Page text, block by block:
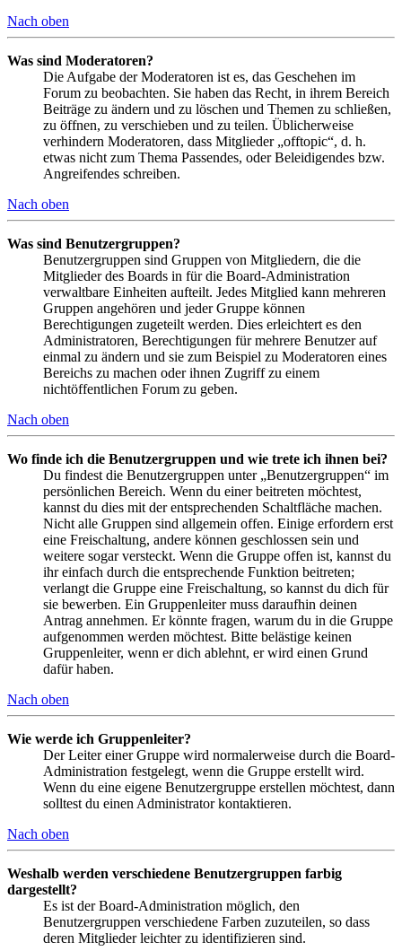
Nach oben
Was sind Moderatoren?
Die Aufgabe der Moderatoren ist es, das Geschehen im
Forum zu beobachten. Sie haben das Recht, in ihrem Bereich
Beiträge zu ändern und zu löschen und Themen zu schließen,
zu öffnen, zu verschieben und zu teilen. Üblicherweise
verhindern Moderatoren, dass Mitglieder „offtopic“, d. h.
etwas nicht zum Thema Passendes, oder Beleidigendes bzw.
Angreifendes schreiben.
Nach oben
Was sind Benutzergruppen?
Benutzergruppen sind Gruppen von Mitgliedern, die die
Mitglieder des Boards in für die Board-Administration
verwaltbare Einheiten aufteilt. Jedes Mitglied kann mehreren
Gruppen angehören und jeder Gruppe können
Berechtigungen zugeteilt werden. Dies erleichtert es den
Administratoren, Berechtigungen für mehrere Benutzer auf
einmal zu ändern und sie zum Beispiel zu Moderatoren eines
Bereichs zu machen oder ihnen Zugriff zu einem
nichtöffentlichen Forum zu geben.
Nach oben
Wo finde ich die Benutzergruppen und wie trete ich ihnen bei?
Du findest die Benutzergruppen unter „Benutzergruppen“ im
persönlichen Bereich. Wenn du einer beitreten möchtest,
kannst du dies mit der entsprechenden Schaltfläche machen.
Nicht alle Gruppen sind allgemein offen. Einige erfordern erst
eine Freischaltung, andere können geschlossen sein und
weitere sogar versteckt. Wenn die Gruppe offen ist, kannst du
ihr einfach durch die entsprechende Funktion beitreten;
verlangt die Gruppe eine Freischaltung, so kannst du dich für
sie bewerben. Ein Gruppenleiter muss daraufhin deinen
Antrag annehmen. Er könnte fragen, warum du in die Gruppe
aufgenommen werden möchtest. Bitte belästige keinen
Gruppenleiter, wenn er dich ablehnt, er wird einen Grund
dafür haben.
Nach oben
Wie werde ich Gruppenleiter?
Der Leiter einer Gruppe wird normalerweise durch die Board-
Administration festgelegt, wenn die Gruppe erstellt wird.
Wenn du eine eigene Benutzergruppe erstellen möchtest, dann
solltest du einen Administrator kontaktieren.
Nach oben
Weshalb werden verschiedene Benutzergruppen farbig
dargestellt?
Es ist der Board-Administration möglich, den
Benutzergruppen verschiedene Farben zuzuteilen, so dass
deren Mitglieder leichter zu identifizieren sind.